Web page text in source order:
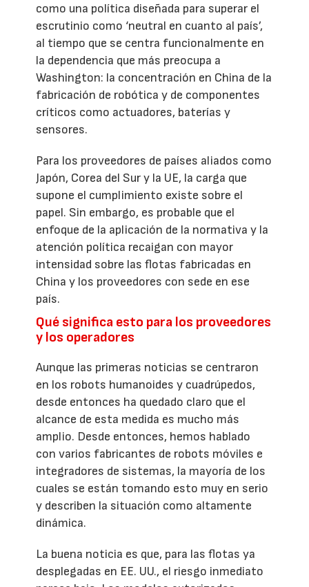
como una política diseñada para superar el
escrutinio como ‘neutral en cuanto al país’,
al tiempo que se centra funcionalmente en
la dependencia que más preocupa a
Washington: la concentración en China de la
fabricación de robótica y de componentes
críticos como actuadores, baterías y
sensores.
Para los proveedores de países aliados como
Japón, Corea del Sur y la UE, la carga que
supone el cumplimiento existe sobre el
papel. Sin embargo, es probable que el
enfoque de la aplicación de la normativa y la
atención política recaigan con mayor
intensidad sobre las flotas fabricadas en
China y los proveedores con sede en ese
país.
Qué significa esto para los proveedores
y los operadores
Aunque las primeras noticias se centraron
en los robots humanoides y cuadrúpedos,
desde entonces ha quedado claro que el
alcance de esta medida es mucho más
amplio. Desde entonces, hemos hablado
con varios fabricantes de robots móviles e
integradores de sistemas, la mayoría de los
cuales se están tomando esto muy en serio
y describen la situación como altamente
dinámica.
La buena noticia es que, para las flotas ya
desplegadas en EE. UU., el riesgo inmediato